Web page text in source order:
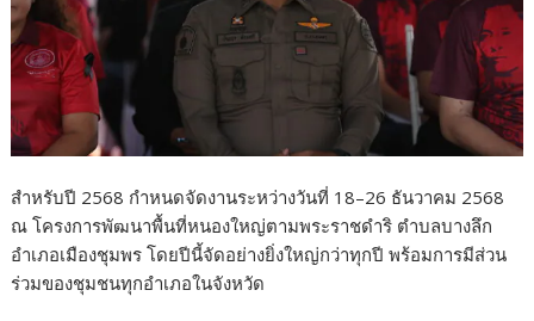
สำหรับปี 2568 กำหนดจัดงานระหว่างวันที่ 18–26 ธันวาคม 2568
ณ โครงการพัฒนาพื้นที่หนองใหญ่ตามพระราชดำริ ตำบลบางลึก
อำเภอเมืองชุมพร โดยปีนี้จัดอย่างยิ่งใหญ่กว่าทุกปี พร้อมการมีส่วน
ร่วมของชุมชนทุกอำเภอในจังหวัด